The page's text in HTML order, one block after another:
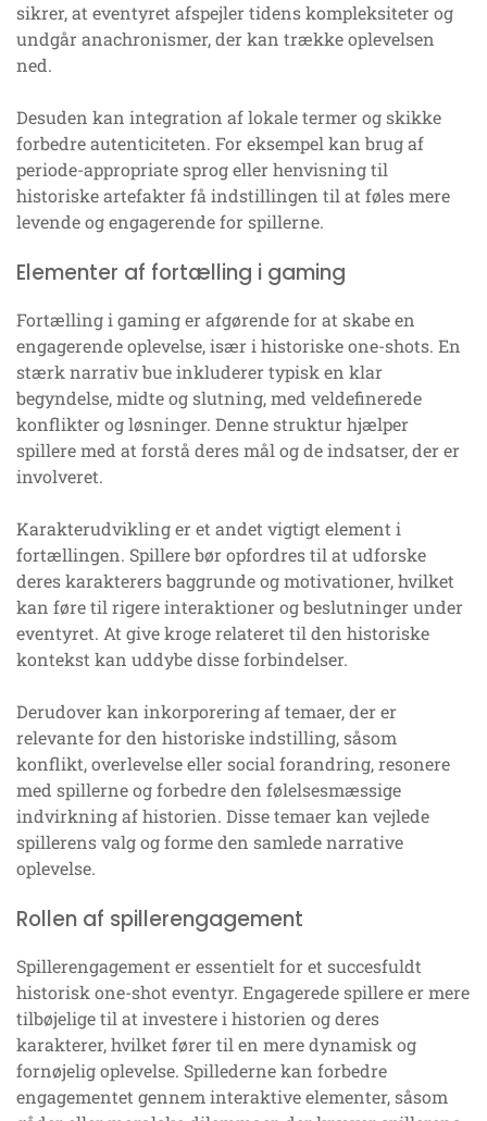
sikrer, at eventyret afspejler tidens kompleksiteter og
undgår anachronismer, der kan trække oplevelsen
ned.
Desuden kan integration af lokale termer og skikke
forbedre autenticiteten. For eksempel kan brug af
periode-appropriate sprog eller henvisning til
historiske artefakter få indstillingen til at føles mere
levende og engagerende for spillerne.
Elementer af fortælling i gaming
Fortælling i gaming er afgørende for at skabe en
engagerende oplevelse, især i historiske one-shots. En
stærk narrativ bue inkluderer typisk en klar
begyndelse, midte og slutning, med veldefinerede
konflikter og løsninger. Denne struktur hjælper
spillere med at forstå deres mål og de indsatser, der er
involveret.
Karakterudvikling er et andet vigtigt element i
fortællingen. Spillere bør opfordres til at udforske
deres karakterers baggrunde og motivationer, hvilket
kan føre til rigere interaktioner og beslutninger under
eventyret. At give kroge relateret til den historiske
kontekst kan uddybe disse forbindelser.
Derudover kan inkorporering af temaer, der er
relevante for den historiske indstilling, såsom
konflikt, overlevelse eller social forandring, resonere
med spillerne og forbedre den følelsesmæssige
indvirkning af historien. Disse temaer kan vejlede
spillerens valg og forme den samlede narrative
oplevelse.
Rollen af spillerengagement
Spillerengagement er essentielt for et succesfuldt
historisk one-shot eventyr. Engagerede spillere er mere
tilbøjelige til at investere i historien og deres
karakterer, hvilket fører til en mere dynamisk og
fornøjelig oplevelse. Spillederne kan forbedre
engagementet gennem interaktive elementer, såsom